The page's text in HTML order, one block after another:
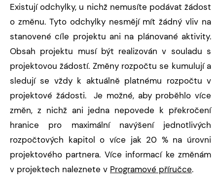
Existují odchylky, u nichž nemusíte podávat žádost
o změnu. Tyto odchylky nesmějí mít žádný vliv na
stanovené cíle projektu ani na plánované aktivity.
Obsah projektu musí být realizován v souladu s
projektovou žádostí. Změny rozpočtu se kumulují a
sledují se vždy k aktuálně platnému rozpočtu v
projektové žádosti. Je možné, aby proběhlo více
změn, z nichž ani jedna nepovede k překročení
hranice pro maximální navýšení jednotlivých
rozpočtových kapitol o více jak 20 % na úrovni
projektového partnera. Více informací ke změnám
v projektech naleznete v Programové příručce.